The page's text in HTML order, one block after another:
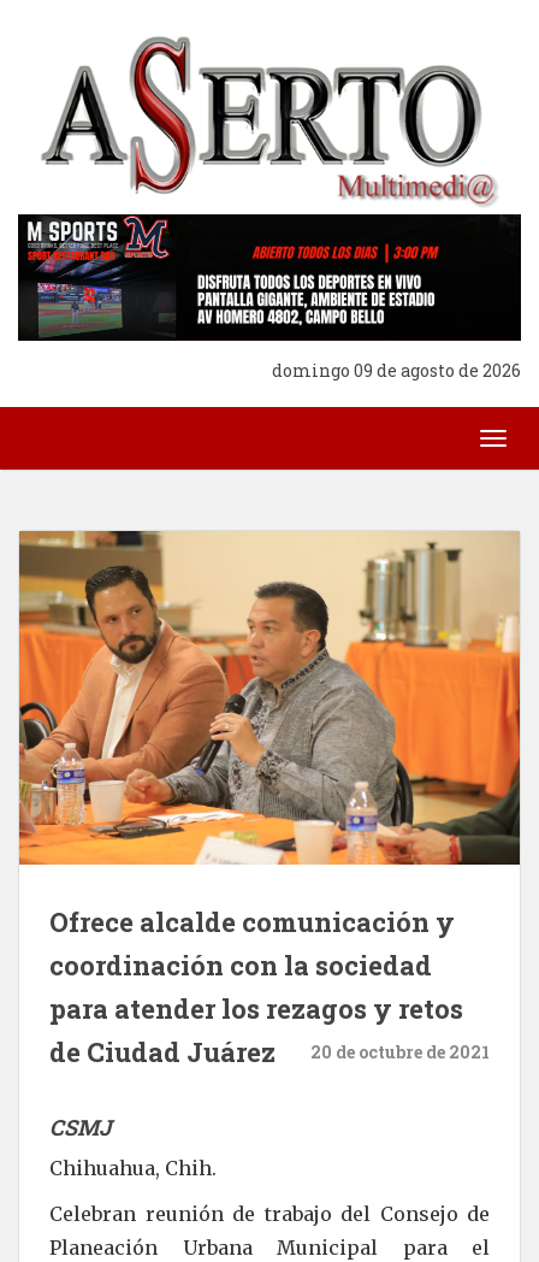
domingo 09 de agosto de 2026
Ofrece alcalde comunicación y
coordinación con la sociedad
para atender los rezagos y retos
de Ciudad Juárez
20 de octubre de 2021
CSMJ
Chihuahua, Chih.
Celebran reunión de trabajo del Consejo de
Planeación Urbana Municipal para el